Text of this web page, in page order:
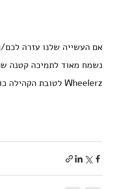
אם העשייה שלנו עזרה לכם/
נשמח מאוד לתמיכה קטנה
Wheelerz לטובת הקהילה כולה.